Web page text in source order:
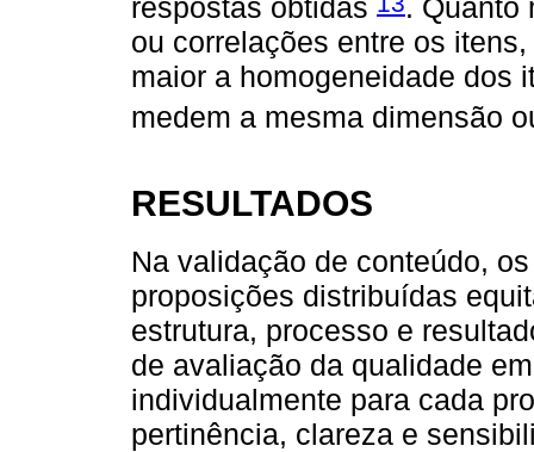
respostas obtidas
. Quanto
ou correlações entre os
maior a homogeneidade dos
medem a mesma dimensão
RESULTADOS
Na validação de conteúdo,
proposições distribuídas
estrutura, processo e
de avaliação da qualidade
individualmente para cada
pertinência, clareza e